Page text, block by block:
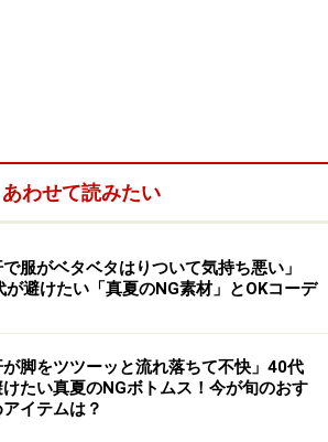
あわせて読みたい
で服がベタベタはりついて気持ち悪い」
が避けたい「真夏のNG素材」とOKコーデ
が脚をツツーッと流れ落ちて不快」40代
たい真夏のNGボトムス！今が旬のおす
イテムは？